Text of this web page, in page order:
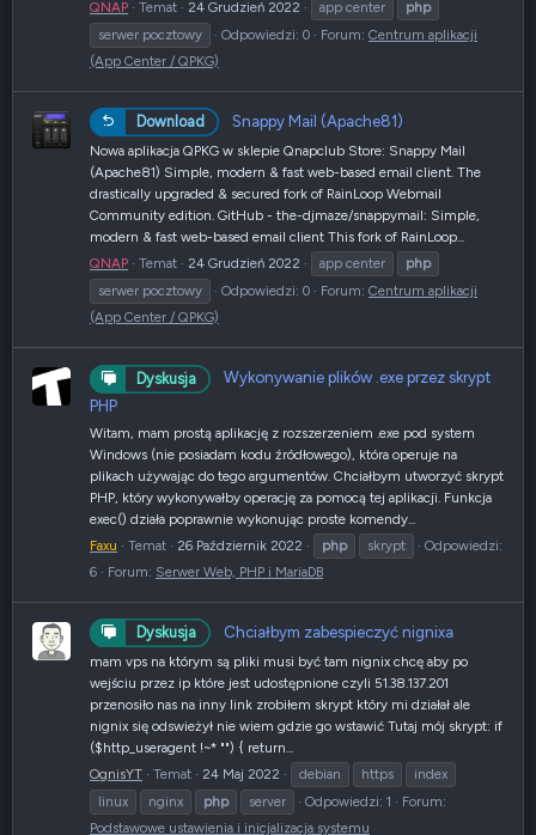
QNAP
Temat 24 Grudzień 2022 app center
php
serwer pocztowy
Odpowiedzi: 0 Forum: Centrum aplikacji
(App Center / QPKG)
Download Snappy Mail (Apache81)
Nowa aplikacja QPKG w sklepie Qnapclub Store: Snappy Mail
(Apache81) Simple, modern & fast web-based email client. The
drastically upgraded & secured fork of RainLoop Webmail
Community edition. GitHub - the-djmaze/snappymail: Simple,
modern & fast web-based email client This fork of RainLoop...
QNAP
Temat 24 Grudzień 2022 app center
php
serwer pocztowy
Odpowiedzi: 0 Forum: Centrum aplikacji
(App Center / QPKG)
Dyskusja
Wykonywanie plików .exe przez skrypt
PHP
Witam, mam prostą aplikację z rozszerzeniem .exe pod system
Windows (nie posiadam kodu źródłowego), która operuje na
plikach używając do tego argumentów. Chciałbym utworzyć skrypt
PHP, który wykonywałby operację za pomocą tej aplikacji. Funkcja
exec() działa poprawnie wykonując proste komendy...
Faxu
Temat 26 Październik 2022 php skrypt
Odpowiedzi:
6
Forum: Serwer Web, PHP i MariaDB
Dyskusja Chciałbym zabespieczyć nignixa
mam vps na którym są pliki musi być tam nignix chcę aby po
wejściu przez ip które jest udostępnione czyli 51.38.137.201
przenosiło nas na inny link zrobiłem skrypt który mi działał ale
nignix się odswieżył nie wiem gdzie go wstawić Tutaj mój skrypt: if
($http_useragent !~* "") { return...
OgnisYT
Temat 24 Maj 2022 debian https
index
linux
nginx php server Odpowiedzi: 1
Forum:
Podstawowe ustawienia i inicjalizacja systemu